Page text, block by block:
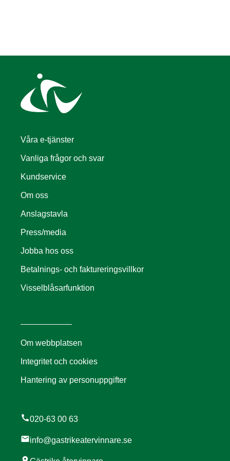
Våra e-tjänster
Vanliga frågor och svar
Kundservice
Om oss
Anslagstavla
Press/media
Jobba hos oss
Betalnings- och faktureringsvillkor
Visselblåsarfunktion
Om webbplatsen
Integritet och cookies
Hantering av personuppgifter
call020-63 00 63
mailinfo@gastrikeatervinnare.se